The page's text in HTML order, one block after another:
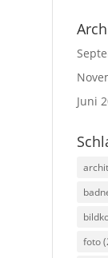
Juni
foto